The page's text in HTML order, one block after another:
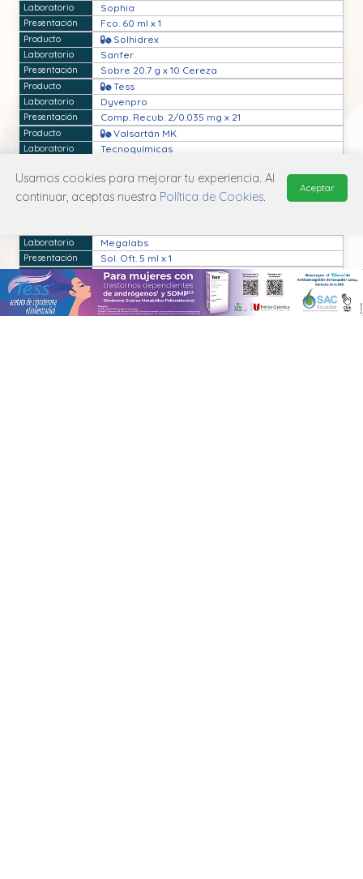
Sophia
Fco. 60 ml x 1
Solhidrex
Sanfer
Sobre 20.7 g x 10 Cereza
Tess
Dyvenpro
Comp. Recub. 2/0.035 mg x 21
Valsartán MK
Tecnoquímicas
Vitaneurol
Bioindustria
Megalabs
Sol. Oft. 5 ml x 1
You-Fit
PharmaBrand
Amp. Bebible 10 ml x 10
Usamos cookies para mejorar tu experiencia. Al
continuar, aceptas nuestra Política de Cookies.
Aceptar